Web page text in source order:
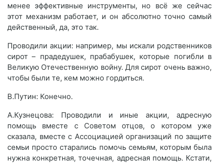
менее эффективные инструменты, но всё же сейчас
этот механизм работает, и он абсолютно точно самый
действенный, да, это так.
Проводили акции: например, мы искали родственников
сирот – прадедушек, прабабушек, которые погибли в
Великую Отечественную войну. Для сирот очень важно,
чтобы были те, кем можно гордиться.
В.Путин: Конечно.
А.Кузнецова: Проводили и иные акции, адресную
помощь вместе с Советом отцов, о котором уже
сказала, вместе с Ассоциацией организаций по защите
семьи просто старались помочь семьям, которым была
нужна конкретная, точечная, адресная помощь. Кстати,